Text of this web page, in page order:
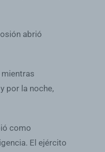
abrió
mientras
por la noche,
como
El ejército